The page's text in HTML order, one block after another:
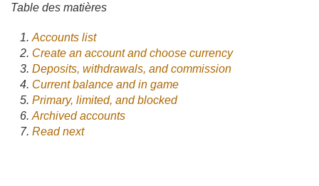
Table des matières
Accounts list
Create an account and choose currency
Deposits, withdrawals, and commission
Current balance and in game
Primary, limited, and blocked
Archived accounts
Read next